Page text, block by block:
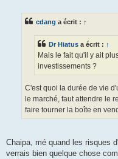
cdang a écrit : ↑
Dr Hiatus a écrit : ↑
Mais le fait qu'il y ait
investissements ?
C'est quoi la durée de vie
le marché, faut attendre le
faire tourner la boîte en
Chaipa, mé quand les risques
verrais bien quelque chose